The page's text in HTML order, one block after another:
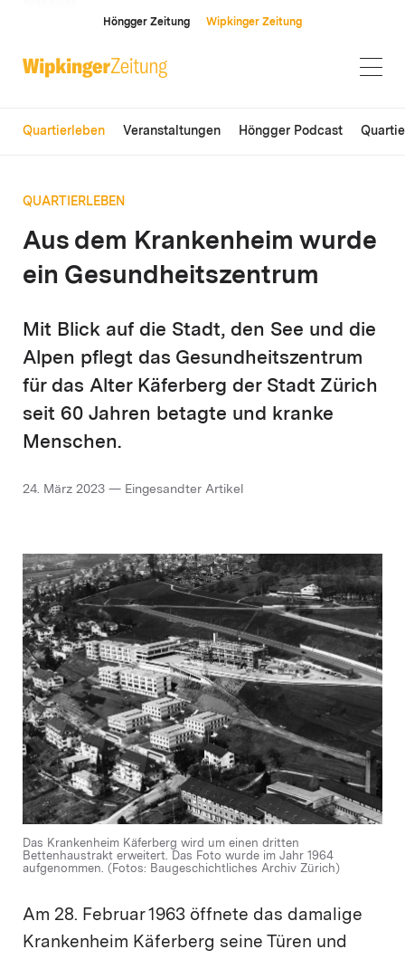
Höngger Zeitung Wipkinger Zeitung
Quartierleben Veranstaltungen Höngger Podcast
QUARTIERLEBEN
Aus dem Krankenheim wurde
ein Gesundheitszentrum
Mit Blick auf die Stadt, den See und die
Alpen pflegt das Gesundheitszentrum
für das Alter Käferberg der Stadt Zürich
seit 60 Jahren betagte und kranke
Menschen.
24. März 2023 — Eingesandter Artikel
Das Krankenheim Käferberg wird um einen dritten
Bettenhaustrakt erweitert. Das Foto wurde im Jahr 1964
aufgenommen. (Fotos: Baugeschichtliches Archiv Zürich)
Am 28. Februar 1963 öffnete das damalige
Krankenheim Käferberg seine Türen und